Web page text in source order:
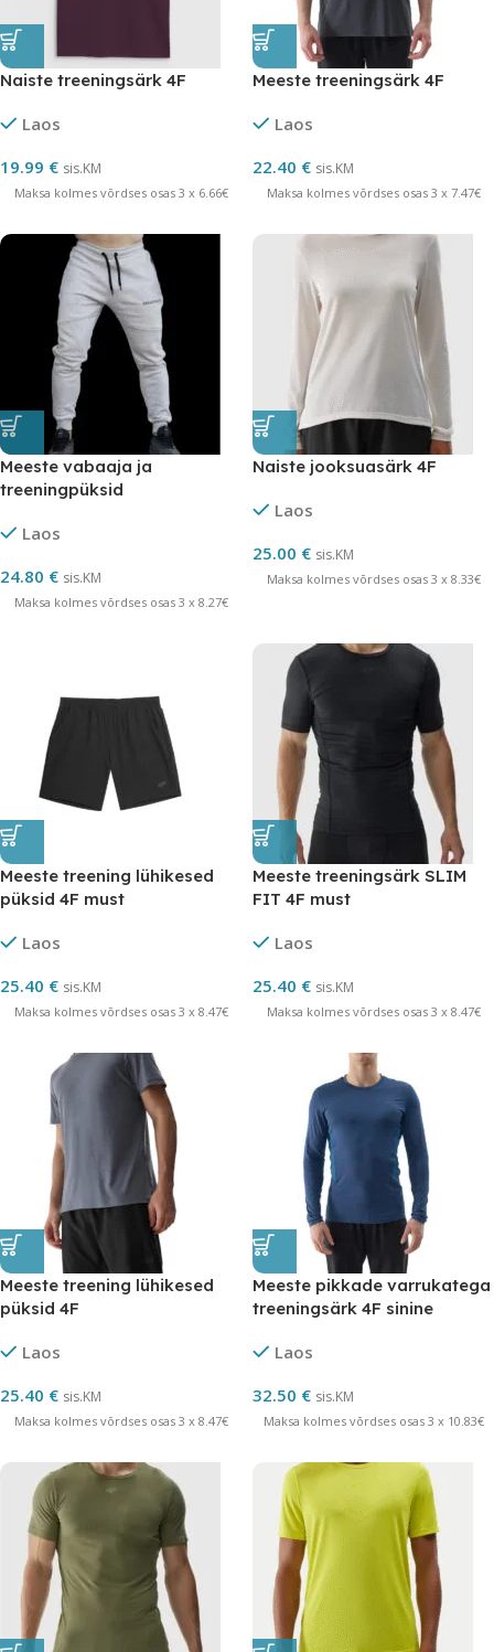
Naiste treeningsärk 4F
Laos
19.99 € sis.KM
Maksa kolmes võrdses osas 3 x 6.66€
Meeste treeningsärk 4F
Laos
22.40 € sis.KM
Maksa kolmes võrdses osas 3 x 7.47€
Meeste vabaaja ja
treeningpüksid
Laos
24.80 € sis.KM
Maksa kolmes võrdses osas 3 x 8.27€
Naiste jooksuasärk 4F
Laos
25.00 € sis.KM
Maksa kolmes võrdses osas 3 x 8.33€
Meeste treening lühikesed
püksid 4F must
Laos
25.40 € sis.KM
Maksa kolmes võrdses osas 3 x 8.47€
Meeste treeningsärk SLIM
FIT 4F must
Laos
25.40 € sis.KM
Maksa kolmes võrdses osas 3 x 8.47€
Meeste treening lühikesed
püksid 4F
Laos
25.40 € sis.KM
Maksa kolmes võrdses osas 3 x 8.47€
Meeste pikkade varrukatega
treeningsärk 4F sinine
Laos
32.50 € sis.KM
Maksa kolmes võrdses osas 3 x 10.83€